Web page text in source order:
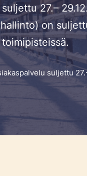
27.–
on
suljettu